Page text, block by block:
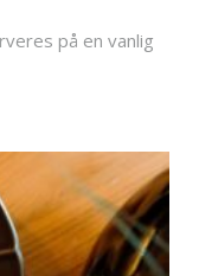
på en vanlig